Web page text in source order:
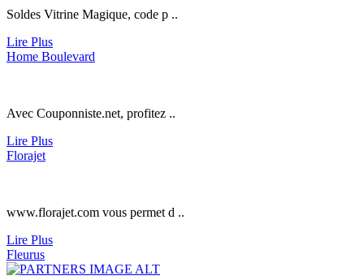
Soldes Vitrine Magique, code p ..
Lire Plus
Home Boulevard
Avec Couponniste.net, profitez ..
Lire Plus
Florajet
www.florajet.com vous permet d ..
Lire Plus
Fleurus